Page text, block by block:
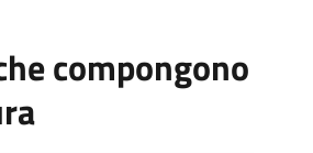
compongono